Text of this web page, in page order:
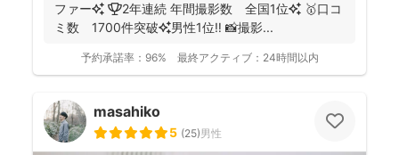
ファー✨ 🏆2年連続 年間撮影数 全国1位✨ 🥇口コ
ミ数 1700件突破✨男性1位‼️ 📸撮影...
予約承諾率： 96% 最終アクティブ： 24時間以内
masahiko
5 (25)男性